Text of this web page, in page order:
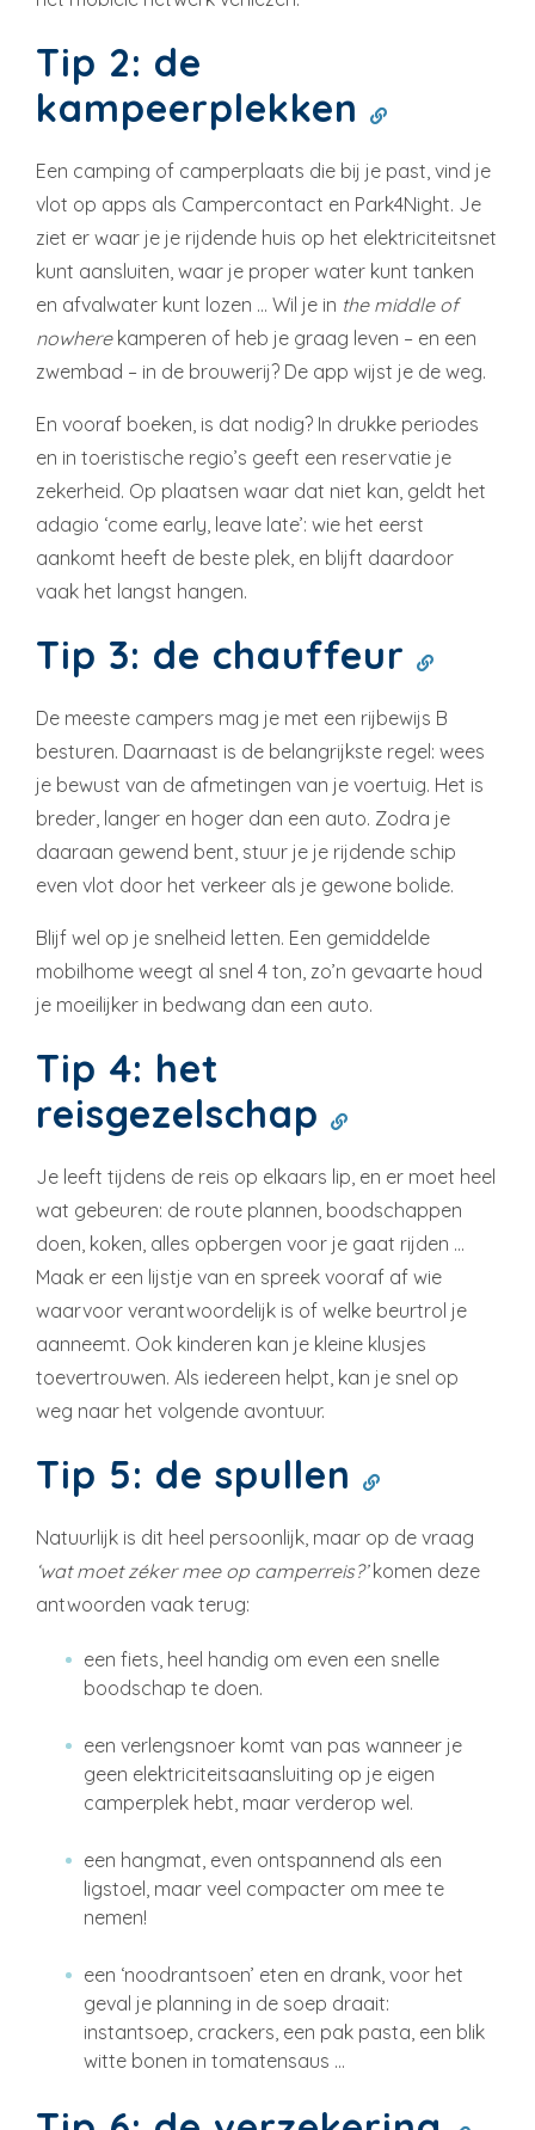
Tip 2: de
kampeerplekken
Een camping of camperplaats die bij je past, vind je
vlot op apps als Campercontact en Park4Night. Je
ziet er waar je je rijdende huis op het elektriciteitsnet
kunt aansluiten, waar je proper water kunt tanken
en afvalwater kunt lozen … Wil je in the middle of
nowherekamperen of heb je graag leven – en een
zwembad – in de brouwerij? De app wijst je de weg.
En vooraf boeken, is dat nodig? In drukke periodes
en in toeristische regio’s geeft een reservatie je
zekerheid. Op plaatsen waar dat niet kan, geldt het
adagio ‘come early, leave late’: wie het eerst
aankomt heeft de beste plek, en blijft daardoor
vaak het langst hangen.
Tip 3: de chauffeur
De meeste campers mag je met een rijbewijs B
besturen. Daarnaast is de belangrijkste regel: wees
je bewust van de afmetingen van je voertuig. Het is
breder, langer en hoger dan een auto. Zodra je
daaraan gewend bent, stuur je je rijdende schip
even vlot door het verkeer als je gewone bolide.
Blijf wel op je snelheid letten. Een gemiddelde
mobilhome weegt al snel 4 ton, zo’n gevaarte houd
je moeilijker in bedwang dan een auto.
Tip 4: het
reisgezelschap
Je leeft tijdens de reis op elkaars lip, en er moet heel
wat gebeuren: de route plannen, boodschappen
doen, koken, alles opbergen voor je gaat rijden …
Maak er een lijstje van en spreek vooraf af wie
waarvoor verantwoordelijk is of welke beurtrol je
aanneemt. Ook kinderen kan je kleine klusjes
toevertrouwen. Als iedereen helpt, kan je snel op
weg naar het volgende avontuur.
Tip 5: de spullen
Natuurlijk is dit heel persoonlijk, maar op de vraag
‘wat moet zéker mee op camperreis?’komen deze
antwoorden vaak terug:
een fiets, heel handig om even een snelle
boodschap te doen.
een verlengsnoer komt van pas wanneer je
geen elektriciteitsaansluiting op je eigen
camperplek hebt, maar verderop wel.
een hangmat, even ontspannend als een
ligstoel, maar veel compacter om mee te
nemen!
een ‘noodrantsoen’ eten en drank, voor het
geval je planning in de soep draait:
instantsoep, crackers, een pak pasta, een blik
witte bonen in tomatensaus …